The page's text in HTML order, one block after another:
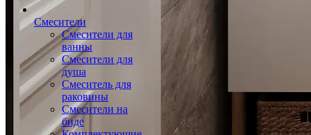
Смесители
Смесители для
ванны
Смесители для
душа
Смеситель для
раковины
Смесители на
биде